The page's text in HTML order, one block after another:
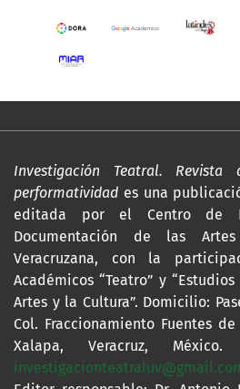
Investigación Teatral.
performatividad es una
editada por el Centro de
Documentación de las
Veracruzana, con la
Académicos “Teatro” y
Artes y la Cultura”. Domicilio:
Col. Fraccionamiento Fuentes de
Xalapa, Veracruz, México.